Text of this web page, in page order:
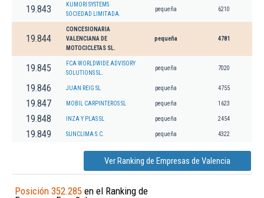
19.843
KUMORI SYSTEMS
SOCIEDAD LIMITADA.
pequeña 6210
19.844
CONCESIONARIA
VALENCIANA DE
MOTOCICLETAS SL.
pequeña 4781
19.845
FCA WORLDWIDE ADVISORY
SOLUTIONS SL.
pequeña 7020
19.846 JUAN REIG SL pequeña 4755
19.847 MOBIL CARPINTEROS SL pequeña 1623
19.848 INZA Y PLAS SL pequeña 2454
19.849 SUNCLIMA S.C. pequeña 4322
Ver Ranking de Empresas de Valencia
Posición 352.285 en el Ranking de